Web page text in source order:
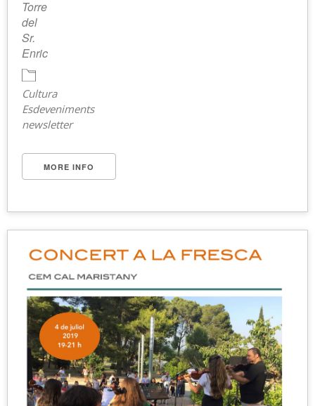
Torre
del
Sr.
Enric
Cultura
Esdeveniments
newsletter
MORE INFO